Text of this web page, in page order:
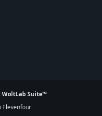
WoltLab Suite™